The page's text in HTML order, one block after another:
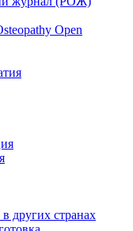
Open
других странах